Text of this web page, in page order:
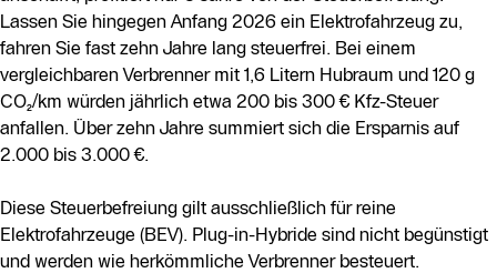
Lassen Sie hingegen Anfang 2026 ein Elektrofahrzeug zu,
fahren Sie fast zehn Jahre lang steuerfrei. Bei einem
vergleichbaren Verbrenner mit 1,6 Litern Hubraum und 120 g
CO₂/km würden jährlich etwa 200 bis 300 € Kfz-Steuer
anfallen. Über zehn Jahre summiert sich die Ersparnis auf
2.000 bis 3.000 €.
Diese Steuerbefreiung gilt ausschließlich für reine
Elektrofahrzeuge (BEV). Plug-in-Hybride sind nicht begünstigt
und werden wie herkömmliche Verbrenner besteuert.